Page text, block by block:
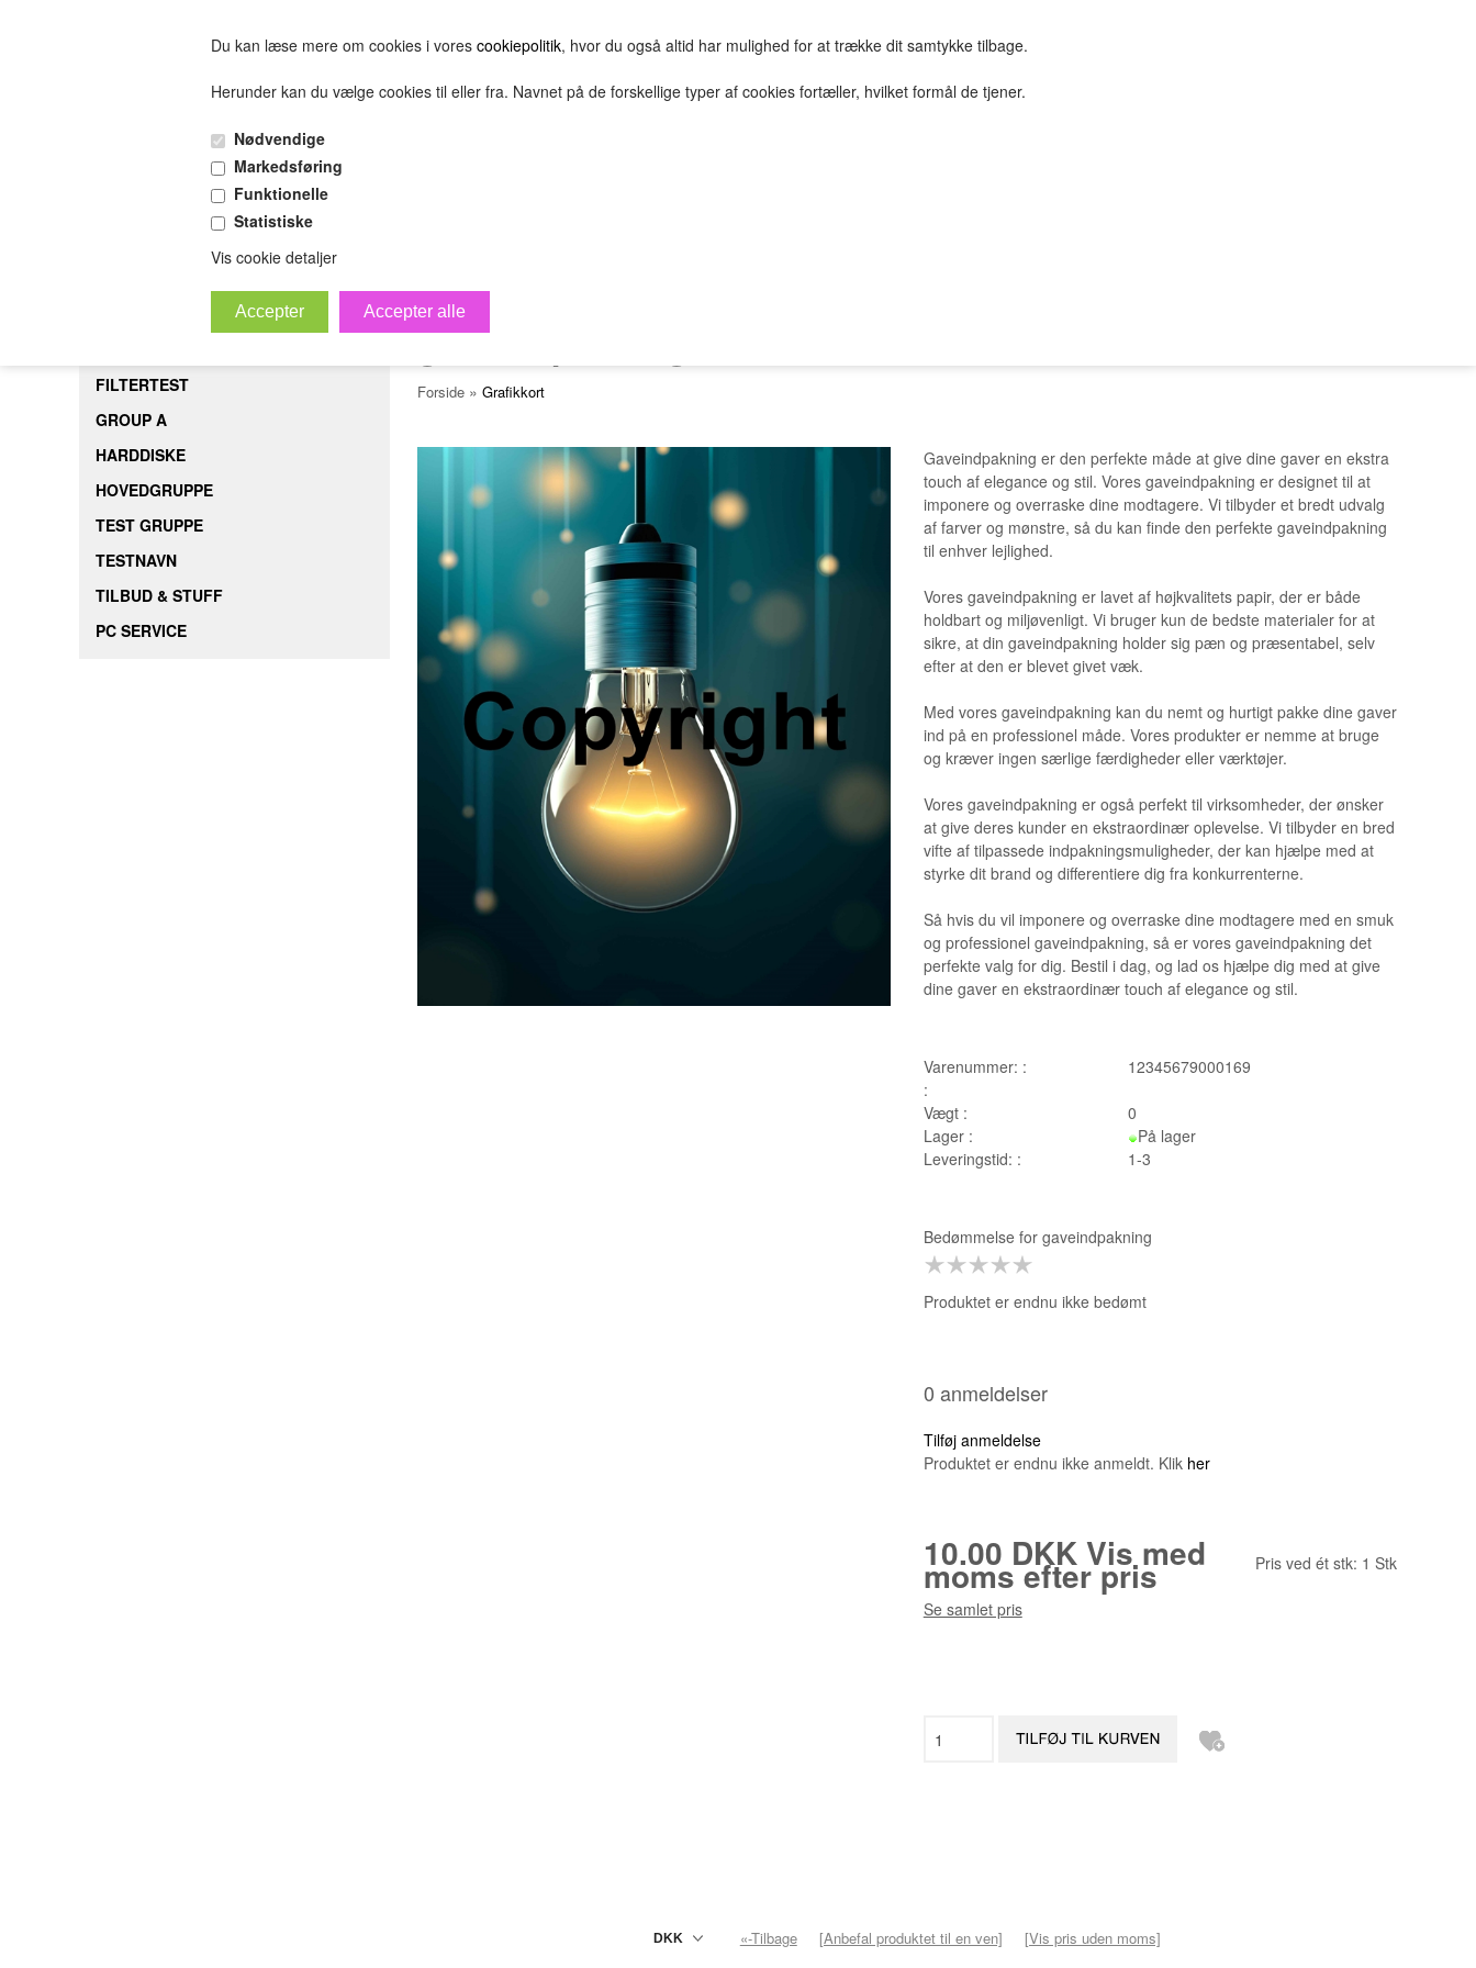
Du kan læse mere om cookies i vores cookiepolitik, hvor du også altid har mulighed for at trække dit samtykke tilbage.
Herunder kan du vælge cookies til eller fra. Navnet på de forskellige typer af cookies fortæller, hvilket formål de tjener.
Nødvendige
Markedsføring
Funktionelle
Statistiske
Vis cookie detaljer
FILTERTEST GROUP A HARDDISKE HOVEDGRUPPE TEST GRUPPE TESTNAVN TILBUD & STUFF
FILTERTEST
GROUP A
HARDDISKE
HOVEDGRUPPE
TEST GRUPPE
TESTNAVN
TILBUD & STUFF
PC SERVICE
gaveindpakning
Forside» Grafikkort
Gaveindpakning er den perfekte måde at give dine gaver en ekstra
touch af elegance og stil. Vores gaveindpakning er designet til at
imponere og overraske dine modtagere. Vi tilbyder et bredt udvalg
af farver og mønstre, så du kan finde den perfekte gaveindpakning
til enhver lejlighed.
Vores gaveindpakning er lavet af højkvalitets papir, der er både
holdbart og miljøvenligt. Vi bruger kun de bedste materialer for at
sikre, at din gaveindpakning holder sig pæn og præsentabel, selv
efter at den er blevet givet væk.
Med vores gaveindpakning kan du nemt og hurtigt pakke dine gaver
ind på en professionel måde. Vores produkter er nemme at bruge
og kræver ingen særlige færdigheder eller værktøjer.
Vores gaveindpakning er også perfekt til virksomheder, der ønsker
at give deres kunder en ekstraordinær oplevelse. Vi tilbyder en bred
vifte af tilpassede indpakningsmuligheder, der kan hjælpe med at
styrke dit brand og differentiere dig fra konkurrenterne.
Så hvis du vil imponere og overraske dine modtagere med en smuk
og professionel gaveindpakning, så er vores gaveindpakning det
perfekte valg for dig. Bestil i dag, og lad os hjælpe dig med at give
dine gaver en ekstraordinær touch af elegance og stil.
Varenummer: :
12345679000169
:
Vægt :
0
Lager :
På lager
Leveringstid: :
1-3
Bedømmelse for gaveindpakning
Produktet er endnu ikke bedømt
0 anmeldelser
Tilføj anmeldelse
Produktet er endnu ikke anmeldt. Klik her
10.00 DKKVis med
moms efter pris Pris ved ét stk: 1 Stk
Se samlet pris
«-Tilbage [Anbefal produktet til en ven] [Vis pris uden moms]